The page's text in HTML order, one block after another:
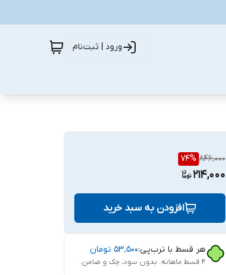
ورود | ثبت‌نام
846,000
74%
214,000
افزودن به سبد خرید
هر قسط با ترب‌پی:۵۳٬۵۰۰ تومان
۴ قسط ماهانه. بدون سود، چک و ضامن.